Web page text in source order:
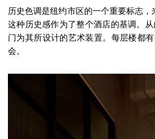
历史色调是纽约市区的一个重要标志
这种历史感作为了整个酒店的基调。
门为其所设计的艺术装置。每层楼都
会。